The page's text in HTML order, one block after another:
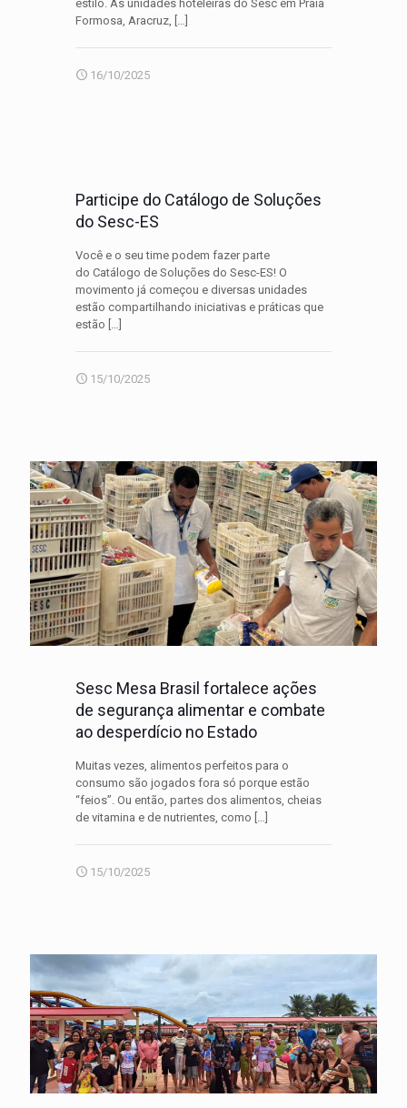
estilo. As unidades hoteleiras do Sesc em Praia
Formosa, Aracruz, […]
16/10/2025
Participe do Catálogo de Soluções
do Sesc-ES
Você e o seu time podem fazer parte
do Catálogo de Soluções do Sesc-ES! O
movimento já começou e diversas unidades
estão compartilhando iniciativas e práticas que
estão […]
15/10/2025
Sesc Mesa Brasil fortalece ações
de segurança alimentar e combate
ao desperdício no Estado
Muitas vezes, alimentos perfeitos para o
consumo são jogados fora só porque estão
“feios”. Ou então, partes dos alimentos, cheias
de vitamina e de nutrientes, como […]
15/10/2025